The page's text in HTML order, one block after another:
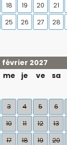
18 19 20 21
25 26 27 28
février 2027
me je ve sa
3 4 5 6
10 11 12 13
17 18 19 20